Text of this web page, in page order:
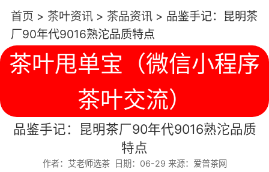
首页 > 茶叶资讯> 茶品资讯 > 品鉴手记：昆明茶
厂90年代9016熟沱品质特点
茶叶甩单宝（微信小程序
茶叶交流）
品鉴手记：昆明茶厂90年代9016熟沱品质
特点
作者：艾老师选茶 日期：06-29 来源：爱普茶网